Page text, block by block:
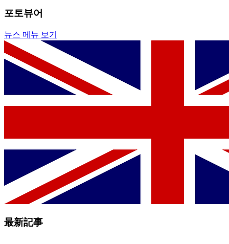
포토뷰어
뉴스 메뉴 보기
最新記事